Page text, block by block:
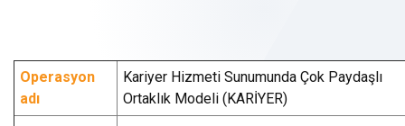
Operasyon
adı
Kariyer Hizmeti Sunumunda Çok Paydaşlı
Ortaklık Modeli (KARİYER)